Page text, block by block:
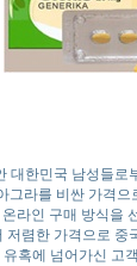
대한민국 남성들
그라를 비싼 가격
라인 구매 방식을
저렴한 가격으로
혹에 넘어가신 고